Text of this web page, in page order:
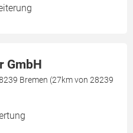
GmbH
Bremen (27km von 28239